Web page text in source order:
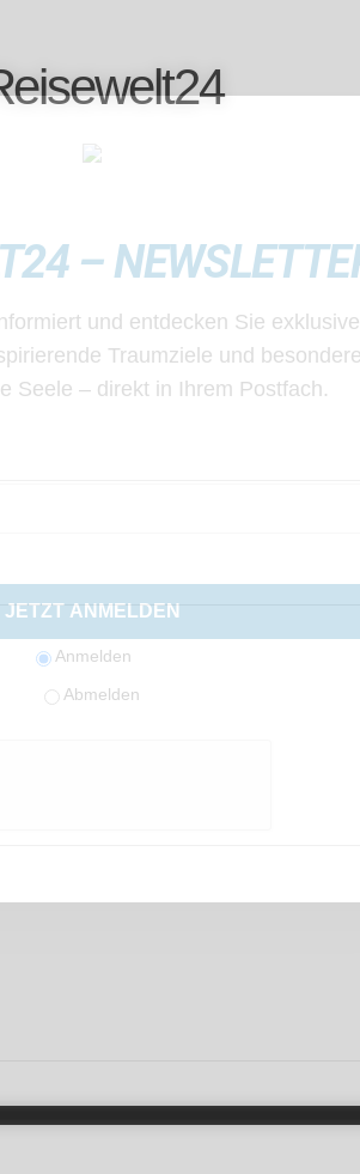
–
und entdecken Sie exklusive
Traumziele und besondere
Seele – direkt in Ihrem Postfach.
JETZT ANMELDEN
Anmelden
Abmelden
BY
Dubai -